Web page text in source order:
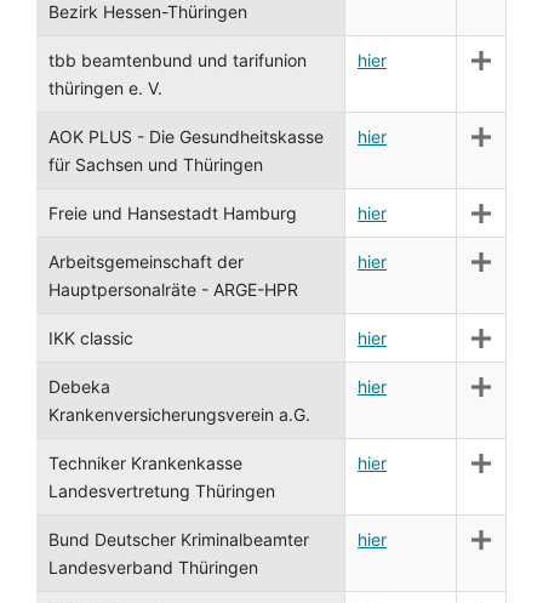
Bezirk Hessen-Thüringen
tbb beamtenbund und tarifunion
thüringen e. V.
hier
AOK PLUS - Die Gesundheitskasse
für Sachsen und Thüringen
hier
Freie und Hansestadt Hamburg hier
Arbeitsgemeinschaft der
Hauptpersonalräte - ARGE-HPR
hier
IKK classic hier
Debeka
Krankenversicherungsverein a.G.
hier
Techniker Krankenkasse
Landesvertretung Thüringen
hier
Bund Deutscher Kriminalbeamter
Landesverband Thüringen
hier